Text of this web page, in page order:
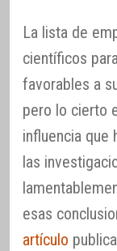
La lista de
científicos
favorables a
pero lo cierto
influencia que
las
esas
artículo